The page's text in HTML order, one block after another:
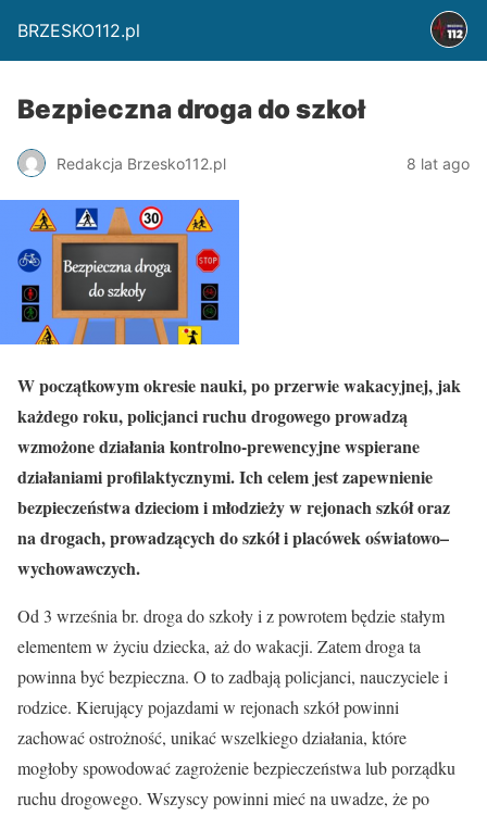
BRZESKO112.pl
Bezpieczna droga do szkoł
Redakcja Brzesko112.pl 8 lat ago
W początkowym okresie nauki, po przerwie wakacyjnej, jak
każdego roku, policjanci ruchu drogowego prowadzą
wzmożone działania kontrolno-prewencyjne wspierane
działaniami profilaktycznymi. Ich celem jest zapewnienie
bezpieczeństwa dzieciom i młodzieży w rejonach szkół oraz
na drogach, prowadzących do szkół i placówek oświatowo–
wychowawczych.
Od 3 września br. droga do szkoły i z powrotem będzie stałym
elementem w życiu dziecka, aż do wakacji. Zatem droga ta
powinna być bezpieczna. O to zadbają policjanci, nauczyciele i
rodzice. Kierujący pojazdami w rejonach szkół powinni
zachować ostrożność, unikać wszelkiego działania, które
mogłoby spowodować zagrożenie bezpieczeństwa lub porządku
ruchu drogowego. Wszyscy powinni mieć na uwadze, że po